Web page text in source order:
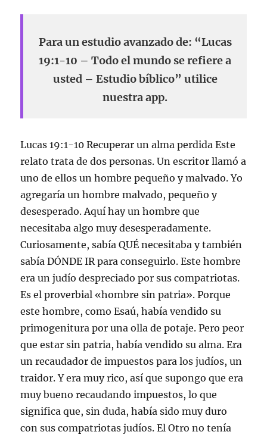
Para un estudio avanzado de: “Lucas
19:1-10 – Todo el mundo se refiere a
usted – Estudio bíblico” utilice
nuestra app.
Lucas 19:1-10 Recuperar un alma perdida Este
relato trata de dos personas. Un escritor llamó a
uno de ellos un hombre pequeño y malvado. Yo
agregaría un hombre malvado, pequeño y
desesperado. Aquí hay un hombre que
necesitaba algo muy desesperadamente.
Curiosamente, sabía QUÉ necesitaba y también
sabía DÓNDE IR para conseguirlo. Este hombre
era un judío despreciado por sus compatriotas.
Es el proverbial «hombre sin patria». Porque
este hombre, como Esaú, había vendido su
primogenitura por una olla de potaje. Pero peor
que estar sin patria, había vendido su alma. Era
un recaudador de impuestos para los judíos, un
traidor. Y era muy rico, así que supongo que era
muy bueno recaudando impuestos, lo que
significa que, sin duda, había sido muy duro
con sus compatriotas judíos. El Otro no tenía